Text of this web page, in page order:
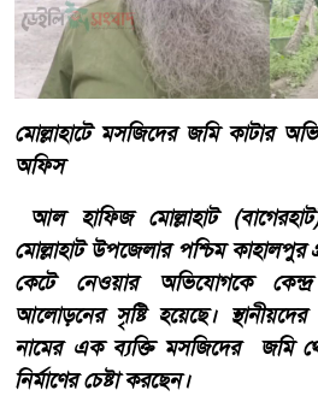
মোল্লাহাটে মসজিদের জমি কাটার
অফিস
আল হাফিজ মোল্লাহাট (বাগেরহাট)
মোল্লাহাট উপজেলার পশ্চিম
কেটে নেওয়ার অভিযোগকে
আলোড়নের সৃষ্টি হয়েছে।
নামের এক ব্যক্তি মসজিদের জমি
নির্মাণের চেষ্টা করছেন।